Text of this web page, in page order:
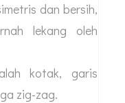
dan bersih,
lekang oleh
kotak, garis
zig-zag.